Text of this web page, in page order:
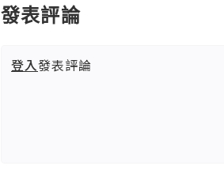
發表評論
登入發表評論